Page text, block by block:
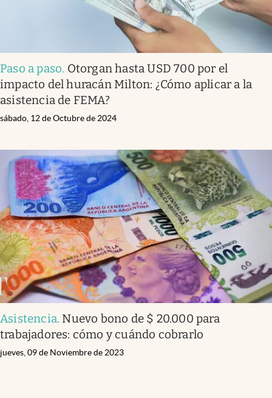
Paso a paso. Otorgan hasta USD 700 por el
impacto del huracán Milton: ¿Cómo aplicar a la
asistencia de FEMA?
sábado, 12 de Octubre de 2024
Asistencia. Nuevo bono de $ 20.000 para
trabajadores: cómo y cuándo cobrarlo
jueves, 09 de Noviembre de 2023